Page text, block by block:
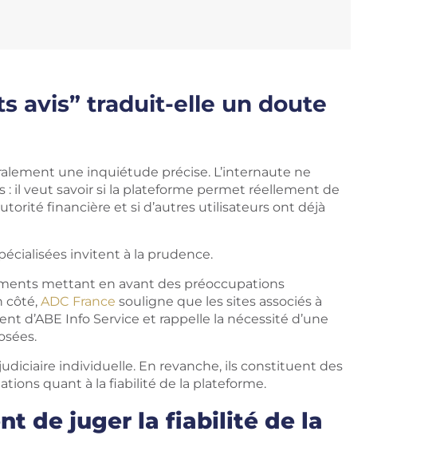
avis” traduit-elle un doute
une inquiétude précise. L’internaute ne
il veut savoir si la plateforme permet réellement de
financière et si d’autres utilisateurs ont déjà
invitent à la prudence.
mettant en avant des préoccupations
côté, ADC France souligne que les sites associés à
d’ABE Info Service et rappelle la nécessité d’une
individuelle. En revanche, ils constituent des
quant à la fiabilité de la plateforme.
de juger la fiabilité de la